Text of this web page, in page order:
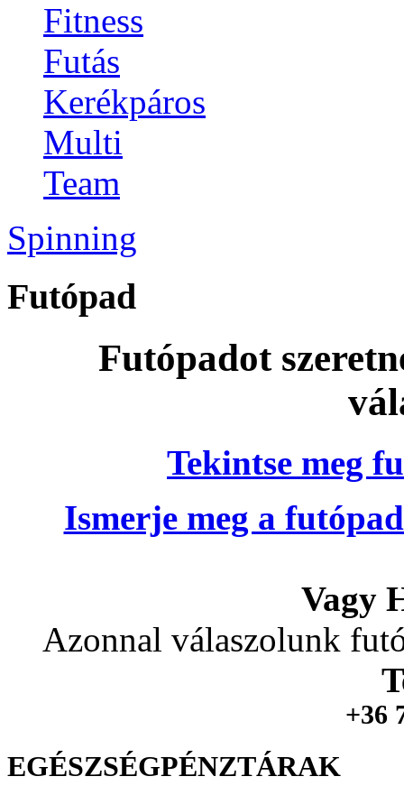
Fitness
Futás
Kerékpáros
Multi
Team
Spinning
Futópad
Futópadot
Tekintse meg
Ismerje meg a
Vagy
Azonnal válaszolunk
+36
EGÉSZSÉGPÉNZTÁRAK